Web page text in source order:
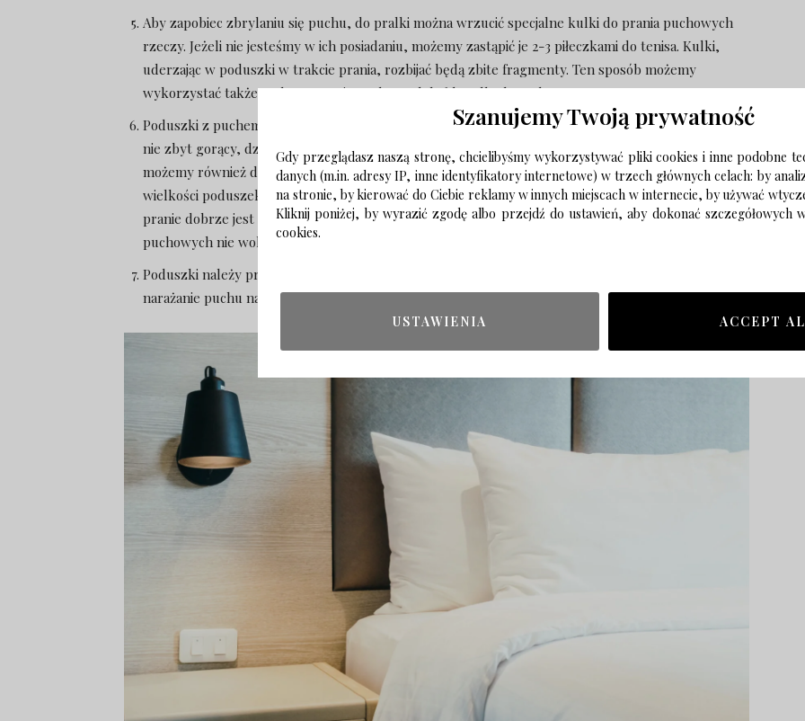
Aby zapobiec zbrylaniu się puchu, do pralki można wrzucić specjalne kulki do prania puchowych
rzeczy. Jeżeli nie jesteśmy w ich posiadaniu, możemy zastąpić je 2-3 piłeczkami do tenisa. Kulki,
uderzając w poduszki w trakcie prania, rozbijać będą zbite fragmenty. Ten sposób możemy
wykorzystać także podczas prania puchowych kołder albo kurtek.
Poduszki z puchem dobrze jest suszyć na świeżym powietrzu. Najlepiej robić to w słoneczny, ale
nie zbyt gorący, dzień. Suszymy je na płasko, co jakiś czas odwracając na drugą stronę. Przy okazji
możemy również delikatnie je strzepywać, by wyrównać ułożenie puchu. W zależności od pogody i
wielkości poduszek, proces suszenia może trwać od kilku do nawet kilkunastu godzin, dlatego ich
pranie dobrze jest zaplanować, kiedy mamy więcej wolnego czasu. Pamiętajmy też, że poduszek
puchowych nie wolno suszyć w suszarce automatycznej.
Poduszki należy prać nie częściej niż 4 razy w roku i nie rzadziej jak raz na rok. Zbyt częste
narażanie puchu na działanie wody może być dla niego szkodliwe.
Szanujemy Twoją prywatność
Gdy przeglądasz naszą stronę, chcielibyśmy wykorzystywać pliki cookies i inne podobne
danych (m.in. adresy IP, inne identyfikatory internetowe) w trzech głównych celach: by
na stronie, by kierować do Ciebie reklamy w innych miejscach w internecie, by używać
Kliknij poniżej, by wyrazić zgodę albo przejdź do ustawień, aby dokonać szczegółowych
cookies.
USTAWIENIA ACCEPT